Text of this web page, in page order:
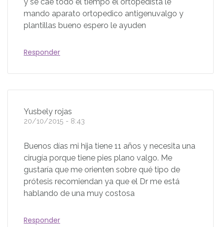
mando aparato ortopedico antigenuvalgo y
plantillas bueno espero le ayuden
Responder
Yusbely rojas
20/10/2015 - 8:43
Buenos días mi hija tiene 11 años y necesita una
cirugía porque tiene pies plano valgo. Me
gustaría que me orienten sobre qué tipo de
prótesis recomiendan ya que el Dr me está
hablando de una muy costosa
Responder